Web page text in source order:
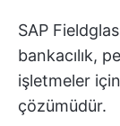
SAP
bankacılık,
işletmeler
çözümüdür.